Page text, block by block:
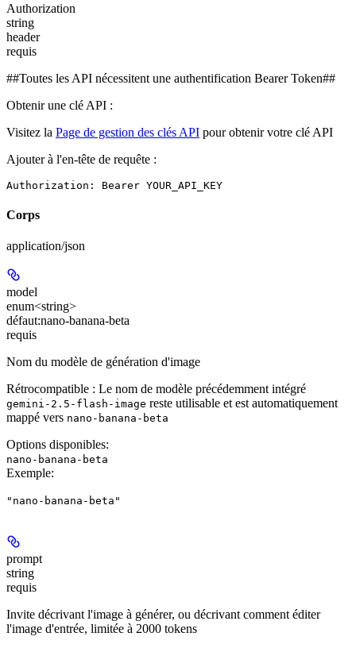
Authorization
string
header
requis
##Toutes les API nécessitent une authentification Bearer Token##
Obtenir une clé API :
Visitez la Page de gestion des clés API pour obtenir votre clé API
Ajouter à l'en-tête de requête :
Authorization: Bearer YOUR_API_KEY
Corps
application/json
model
enum<string>
défaut:nano-banana-beta
requis
Nom du modèle de génération d'image
Rétrocompatible : Le nom de modèle précédemment intégré
gemini-2.5-flash-image reste utilisable et est automatiquement
mappé vers nano-banana-beta
Options disponibles:
nano-banana-beta
Exemple:
"nano-banana-beta"
prompt
string
requis
Invite décrivant l'image à générer, ou décrivant comment éditer
l'image d'entrée, limitée à 2000 tokens